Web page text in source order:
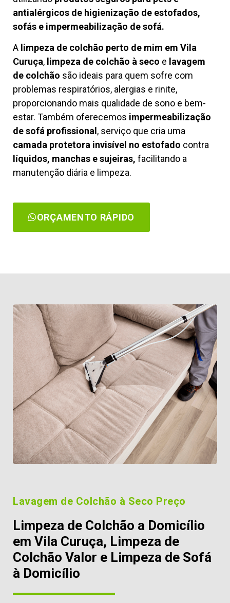
antialérgicos de higienização de estofados,
sofás e impermeabilização de sofá.
A limpeza de colchão perto de mim em Vila
Curuça, limpeza de colchão à seco e lavagem
de colchão são ideais para quem sofre com
problemas respiratórios, alergias e rinite,
proporcionando mais qualidade de sono e bem-
estar. Também oferecemos impermeabilização
de sofá profissional , serviço que cria uma
camada protetora invisível no estofado contra
líquidos, manchas e sujeiras, facilitando a
manutenção diária e limpeza.
ORÇAMENTO RÁPIDO
Lavagem de Colchão à Seco Preço
Limpeza de Colchão a Domicílio
em Vila Curuça, Limpeza de
Colchão Valor e Limpeza de Sofá
à Domicílio